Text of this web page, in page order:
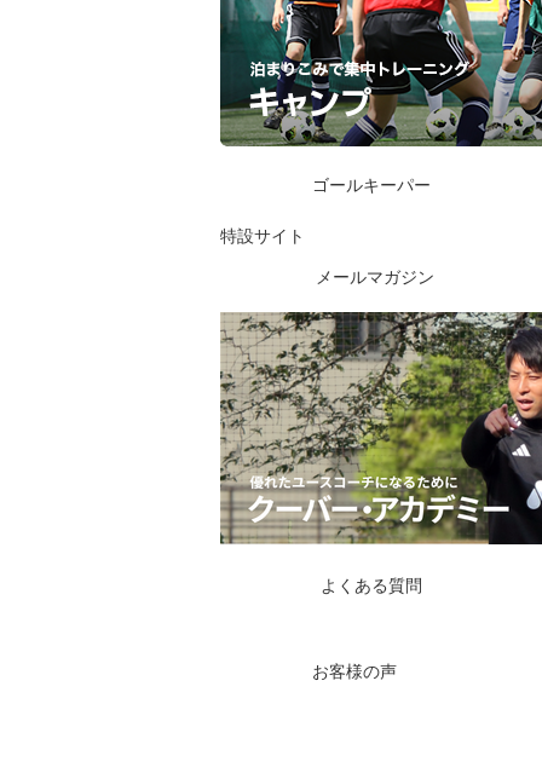
ゴールキーパー
特設サイト
メールマガジン
よくある質問
お客様の声